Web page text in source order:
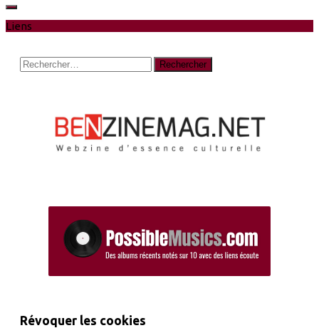
Liens
Rechercher :
Révoquer les cookies